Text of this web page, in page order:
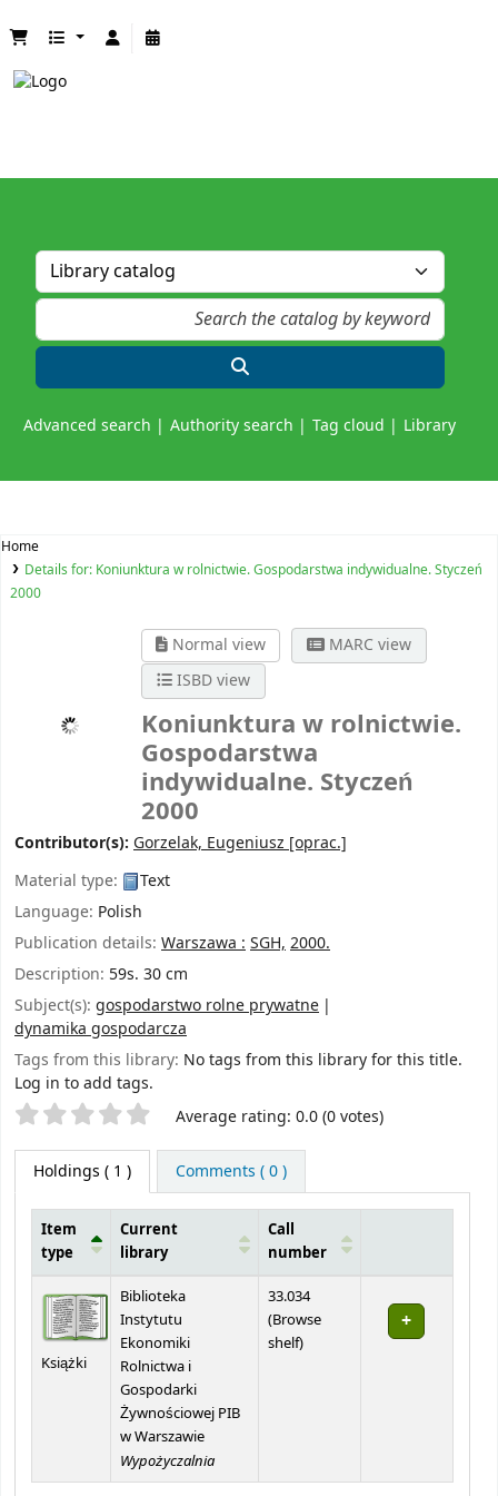
Advanced search Authority search Tag cloud Library
Home
Details for: Koniunktura w rolnictwie. Gospodarstwa indywidualne. Styczeń
2000
Normal view
MARC view
ISBD view
Koniunktura w rolnictwie.
Gospodarstwa
indywidualne. Styczeń
2000
Contributor(s): Gorzelak, Eugeniusz [oprac.]
Material type:
Text
Language: Polish
Publication details: Warszawa : SGH, 2000.
Description: 59s. 30 cm
Subject(s): gospodarstwo rolne prywatne
dynamika gospodarcza
Tags from this library: No tags from this library for this title.
Log in to add tags.
Star ratings Average rating: 0.0 (0 votes)
Holdings ( 1 ) Comments ( 0 )
Item
type
Current
library
Call
number
Książki
Biblioteka
Instytutu
Ekonomiki
Rolnictwa i
Gospodarki
Żywnościowej PIB
w Warszawie
Wypożyczalnia
33.034
(Browse
shelf(Opens below)
)